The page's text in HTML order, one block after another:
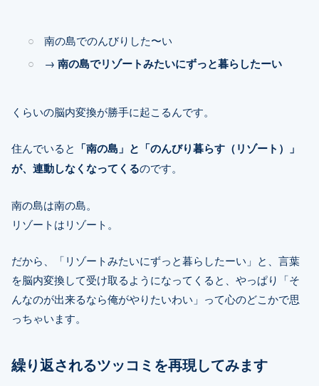
南の島でのんびりした〜い
→ 南の島でリゾートみたいにずっと暮らしたーい
くらいの脳内変換が勝手に起こるんです。
住んでいると 「南の島」と「のんびり暮らす（リゾート）」
が、連動しなくなってくるのです。
南の島は南の島。
リゾートはリゾート。
だから、「リゾートみたいにずっと暮らしたーい」と、言葉
を脳内変換して受け取るようになってくると、やっぱり「そ
んなのが出来るなら俺がやりたいわい」って心のどこかで思
っちゃいます。
繰り返されるツッコミを再現してみます